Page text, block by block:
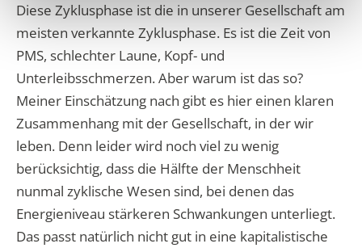
Diese Zyklusphase ist die in unserer Gesellschaft am
meisten verkannte Zyklusphase. Es ist die Zeit von
PMS, schlechter Laune, Kopf- und
Unterleibsschmerzen. Aber warum ist das so?
Meiner Einschätzung nach gibt es hier einen klaren
Zusammenhang mit der Gesellschaft, in der wir
leben. Denn leider wird noch viel zu wenig
berücksichtig, dass die Hälfte der Menschheit
nunmal zyklische Wesen sind, bei denen das
Energieniveau stärkeren Schwankungen unterliegt.
Das passt natürlich nicht gut in eine kapitalistische